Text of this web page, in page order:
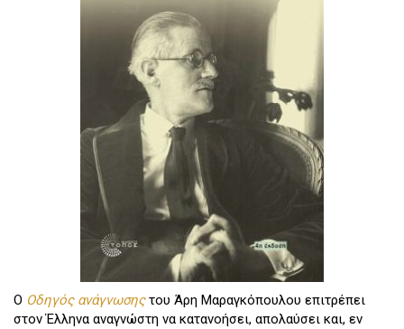
Ο Οδηγός ανάγνωσηςτου Άρη Μαραγκόπουλου επιτρέπει
στον Έλληνα αναγνώστη να κατανοήσει, απολαύσει και, εν